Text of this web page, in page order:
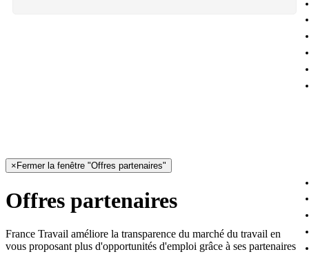
× Fermer la fenêtre "Offres partenaires"
Offres partenaires
France Travail améliore la transparence du marché du travail en
vous proposant plus d'opportunités d'emploi grâce à ses partenaires